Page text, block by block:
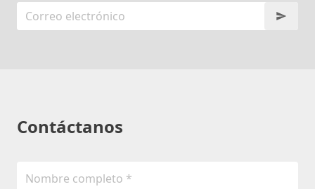
Contáctanos